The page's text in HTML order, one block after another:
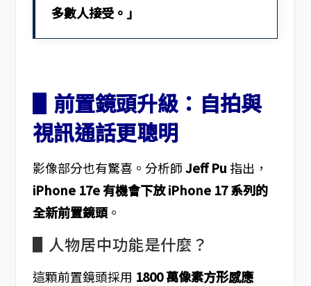
多數人接受。」
▋前置鏡頭升級：自拍與
視訊通話更聰明
影像部分也有驚喜。分析師Jeff Pu 指出，
iPhone 17e 有機會下放 iPhone 17 系列的
全新前置鏡頭。
▋人物居中功能是什麼？
這顆前置鏡頭採用 1800 萬像素方形感應